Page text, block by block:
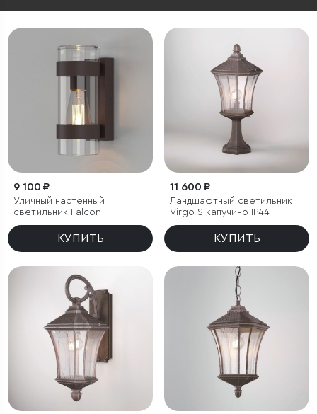
9 100 ₽
Уличный настенный
светильник Falcon
КУПИТЬ
11 600 ₽
Ландшафтный светильник
Virgo S капучино IP44
КУПИТЬ